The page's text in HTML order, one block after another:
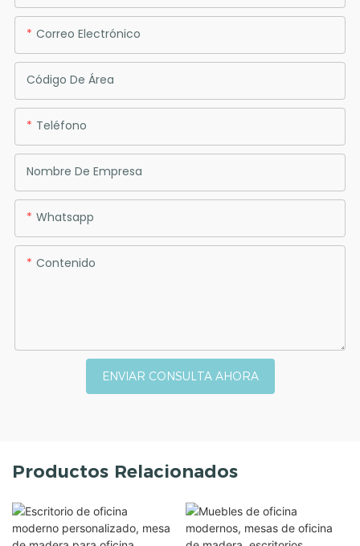
Correo Electrónico
Código De Área
Teléfono
Nombre De Empresa
Whatsapp
Contenido
ENVIAR CONSULTA AHORA
Productos Relacionados